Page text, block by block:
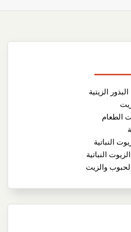
الزيتية
الطعام
النباتية
النباتية
والزيت